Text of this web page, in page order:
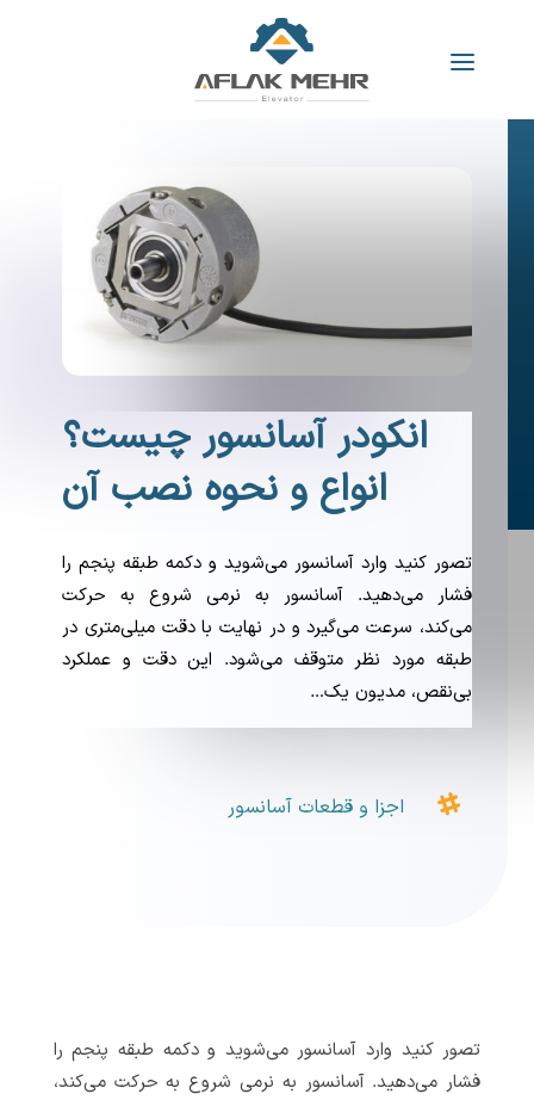
انکودر آسانسور چیست؟
انواع و نحوه نصب آن
تصور کنید وارد آسانسور می‌شوید و دکمه طبقه پنجم را
فشار می‌دهید. آسانسور به نرمی شروع به حرکت
می‌کند، سرعت می‌گیرد و در نهایت با دقت میلی‌متری در
طبقه مورد نظر متوقف می‌شود. این دقت و عملکرد
بی‌نقص، مدیون یک…
 اجزا و قطعات آسانسور
تصور کنید وارد آسانسور می‌شوید و دکمه طبقه پنجم را
فشار می‌دهید. آسانسور به نرمی شروع به حرکت می‌کند،